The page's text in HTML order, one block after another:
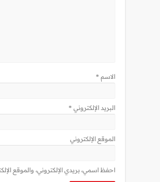
الاسم *
البريد الإلكتروني *
الموقع الإلكتروني
احفظ اسمي، بريدي الإلكتروني، والموقع